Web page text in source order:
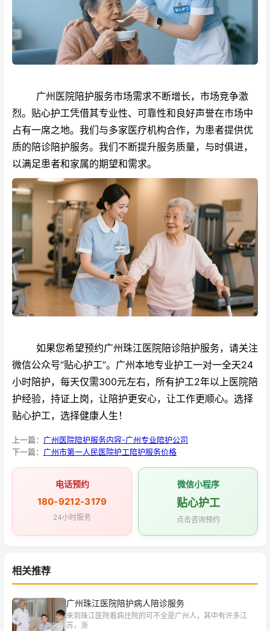
广州医院陪护服务市场需求不断增长，市场竞争激
烈。贴心护工凭借其专业性、可靠性和良好声誉在市场中
占有一席之地。我们与多家医疗机构合作，为患者提供优
质的陪诊陪护服务。我们不断提升服务质量，与时俱进，
以满足患者和家属的期望和需求。
如果您希望预约广州珠江医院陪诊陪护服务，请关注
微信公众号“贴心护工”。广州本地专业护工一对一全天24
小时陪护，每天仅需300元左右，所有护工2年以上医院陪
护经验，持证上岗，让陪护更安心，让工作更顺心。选择
贴心护工，选择健康人生！
上一篇： 广州医院陪护服务内容-广州专业陪护公司
下一篇： 广州市第一人民医院护工陪护服务价格
电话预约
180-9212-3179
24小时服务
微信小程序
贴心护工
点击咨询预约
相关推荐
广州珠江医院陪护病人陪诊服务
来到珠江医院看病住院的可不全是广州人，其中有许多江
苏，浙